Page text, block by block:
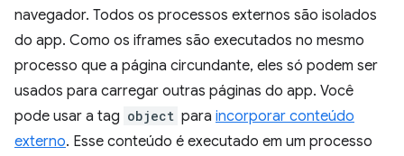
navegador. Todos os processos externos são isolados
do app. Como os iframes são executados no mesmo
processo que a página circundante, eles só podem ser
usados para carregar outras páginas do app. Você
pode usar a tag object para incorporar conteúdo
externo. Esse conteúdo é executado em um processo